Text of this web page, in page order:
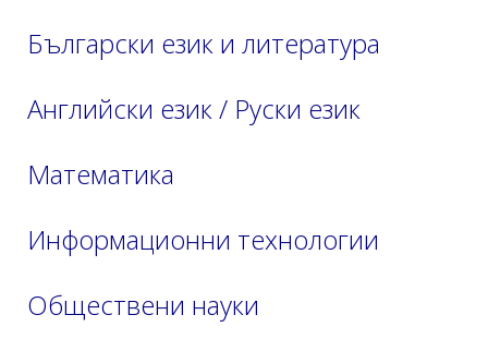
Български език и литература
Английски език / Руски език
Математика
Информационни технологии
Обществени науки